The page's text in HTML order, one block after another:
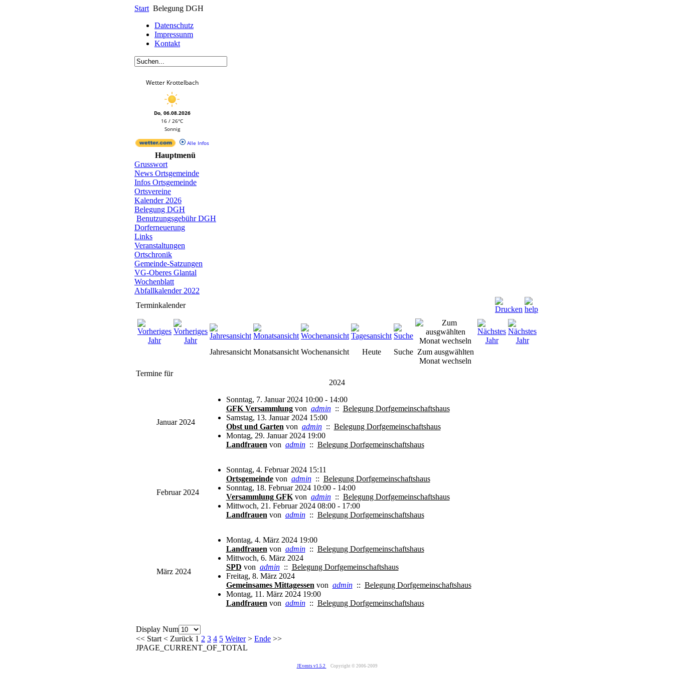
Start Belegung DGH
Datenschutz
Impressunm
Kontakt
Wetter Krottelbach
Do, 06.08.2026
16 / 26°C
Sonnig
Alle Infos
Hauptmenü
Grusswort
News Ortsgemeinde
Infos Ortsgemeinde
Ortsvereine
Kalender 2026
Belegung DGH
Benutzungsgebühr DGH
Dorferneuerung
Links
Veranstaltungen
Ortschronik
Gemeinde-Satzungen
VG-Oberes Glantal
Wochenblatt
Abfallkalender 2022
Terminkalender
Jahresansicht Monatsansicht Wochenansicht Heute Suche Zum ausgwählten
Monat wechseln
Termine für
2024
Januar 2024
Sonntag, 7. Januar 2024 10:00 - 14:00
GFK Versammlungvon admin:: Belegung Dorfgemeinschaftshaus
Samstag, 13. Januar 2024 15:00
Obst und Garten von admin:: Belegung Dorfgemeinschaftshaus
Montag, 29. Januar 2024 19:00
Landfrauen von admin:: Belegung Dorfgemeinschaftshaus
Februar 2024
Sonntag, 4. Februar 2024 15:11
Ortsgemeindevon admin:: Belegung Dorfgemeinschaftshaus
Sonntag, 18. Februar 2024 10:00 - 14:00
Versammlung GFKvon admin:: Belegung Dorfgemeinschaftshaus
Mittwoch, 21. Februar 2024 08:00 - 17:00
Landfrauen von admin:: Belegung Dorfgemeinschaftshaus
März 2024
Montag, 4. März 2024 19:00
Landfrauen von admin:: Belegung Dorfgemeinschaftshaus
Mittwoch, 6. März 2024
SPD von admin:: Belegung Dorfgemeinschaftshaus
Freitag, 8. März 2024
Gemeinsames Mittagessen von admin:: Belegung Dorfgemeinschaftshaus
Montag, 11. März 2024 19:00
Landfrauen von admin:: Belegung Dorfgemeinschaftshaus
Display Num
<< Start < Zurück 1 2 3 4 5 Weiter> Ende >>
JPAGE_CURRENT_OF_TOTAL
JEvents v1.5.2 Copyright © 2006-2009